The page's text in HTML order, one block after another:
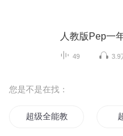
人教版Pep一
49 3.9
您是不是在找：
超级全能教师